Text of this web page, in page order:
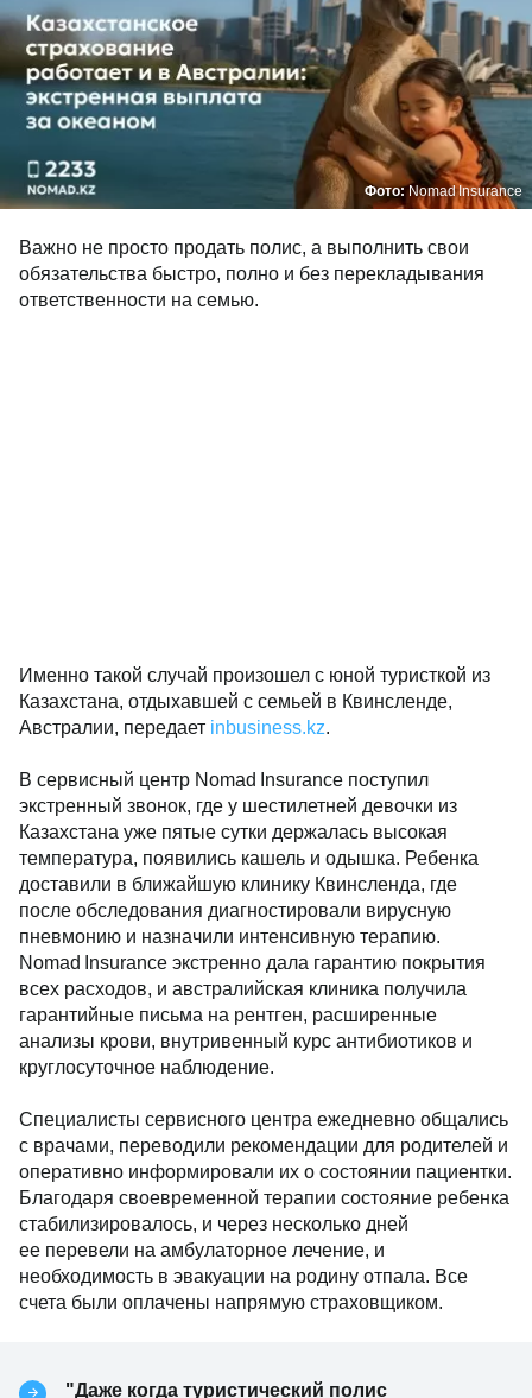
Фото:Nomad Insurance
Важно не просто продать полис, а выполнить свои
обязательства быстро, полно и без перекладывания
ответственности на семью.
Именно такой случай произошел с юной туристкой из
Казахстана, отдыхавшей с семьей в Квинсленде,
Австралии, передает inbusiness.kz.
В сервисный центр Nomad Insurance поступил
экстренный звонок, где у шестилетней девочки из
Казахстана уже пятые сутки держалась высокая
температура, появились кашель и одышка. Ребенка
доставили в ближайшую клинику Квинсленда, где
после обследования диагностировали вирусную
пневмонию и назначили интенсивную терапию.
Nomad Insurance экстренно дала гарантию покрытия
всех расходов, и австралийская клиника получила
гарантийные письма на рентген, расширенные
анализы крови, внутривенный курс антибиотиков и
круглосуточное наблюдение.
Специалисты сервисного центра ежедневно общались
с врачами, переводили рекомендации для родителей и
оперативно информировали их о состоянии пациентки.
Благодаря своевременной терапии состояние ребенка
стабилизировалось, и через несколько дней
ее перевели на амбулаторное лечение, и
необходимость в эвакуации на родину отпала. Все
счета были оплачены напрямую страховщиком.
"Даже когда туристический полис